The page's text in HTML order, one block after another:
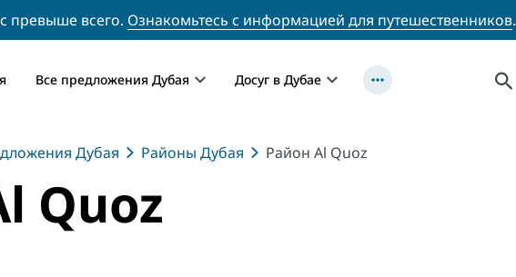
превыше всего. Ознакомьтесь с информацией для путешественников.
Все предложения Дубая Досуг в Дубае
Дубая Районы Дубая Район Al Quoz
Quoz